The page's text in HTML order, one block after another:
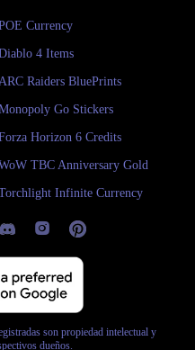
lo que lo convierte en uno
amantes de los juegos
Currency
4 Items
Raiders BluePrints
Go Stickers
Horizon 6 Credits
TBC Anniversary Gold
Infinite Currency
son propiedad intelectual y
dueños.